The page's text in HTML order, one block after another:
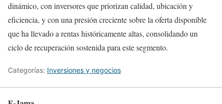
dinámico, con inversores que priorizan calidad, ubicación y
eficiencia, y con una presión creciente sobre la oferta disponible
que ha llevado a rentas históricamente altas, consolidando un
ciclo de recuperación sostenida para este segmento.
Categorías: Inversiones y negocios